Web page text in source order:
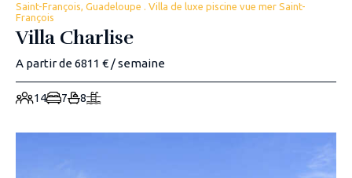
Saint-François, Guadeloupe . Villa de luxe piscine vue mer Saint-
François
Villa Charlise
A partir de 6811 € / semaine
14 7 8